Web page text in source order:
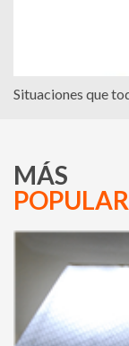
Situaciones que
MÁS